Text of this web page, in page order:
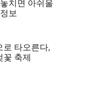
치면 아쉬울
보
로 타오른다,
꽃 축제